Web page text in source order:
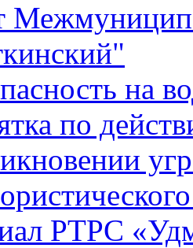
на
по
РТРС